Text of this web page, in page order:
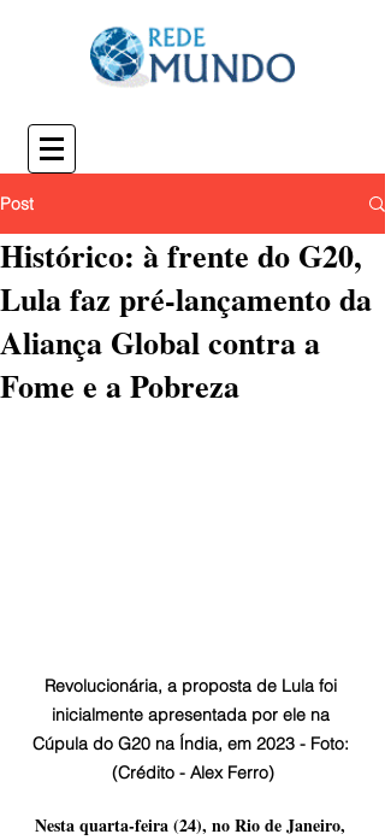
Post
Histórico: à frente do G20,
Lula faz pré-lançamento da
Aliança Global contra a
Fome e a Pobreza
Revolucionária, a proposta de Lula foi
inicialmente apresentada por ele na
Cúpula do G20 na Índia, em 2023 - Foto:
(Crédito - Alex Ferro)
Nesta quarta-feira (24), no Rio de Janeiro,